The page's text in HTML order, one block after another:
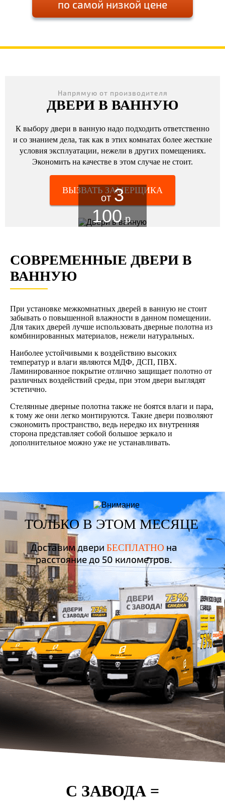
по самой низкой цене
Напрямую от производителя
ДВЕРИ В ВАННУЮ
К выбору двери в ванную надо подходить ответственно
и со знанием дела, так как в этих комнатах более жесткие
условия эксплуатации, нежели в других помещениях.
Экономить на качестве в этом случае не стоит.
ВЫЗВАТЬ ЗАМЕРЩИКА
от 3
100р.
СОВРЕМЕННЫЕ ДВЕРИ В
ВАННУЮ
При установке межкомнатных дверей в ванную не стоит
забывать о повышенной влажности в данном помещении.
Для таких дверей лучше использовать дверные полотна из
комбинированных материалов, нежели натуральных.
Наиболее устойчивыми к воздействию высоких
температур и влаги являются МДФ, ДСП, ПВХ.
Ламинированное покрытие отлично защищает полотно от
различных воздействий среды, при этом двери выглядят
эстетично.
Стелянные дверные полотна также не боятся влаги и пара,
к тому же они легко монтируются. Такие двери позволяют
сэкономить пространство, ведь нередко их внутренняя
сторона представляет собой большое зеркало и
дополнительное можно уже не устанавливать.
ТОЛЬКО В ЭТОМ МЕСЯЦЕ
Доставим двери БЕСПЛАТНО на
расстояние до 50 километров.
С ЗАВОДА =